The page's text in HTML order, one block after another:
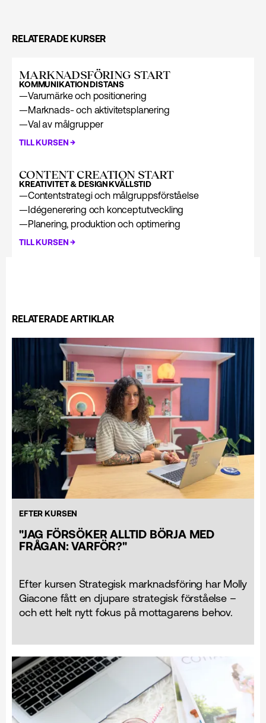
RELATERADE KURSER
MARKNADS­FÖRING START
KOMMUNIKATIONDISTANS
—Varumärke och positionering
—Marknads- och aktivitetsplanering
—Val av målgrupper
TILL KURSEN→
CONTENT CREATION START
KREATIVITET & DESIGNKVÄLLSTID
—Contentstrategi och målgruppsförståelse
—Idégenerering och konceptutveckling
—Planering, produktion och optimering
TILL KURSEN→
RELATERADE ARTIKLAR
EFTER KURSEN
"JAG FÖRSÖKER ALLTID BÖRJA MED
FRÅGAN: VARFÖR?"
Efter kursen Strategisk marknads­föring har Molly
Giacone fått en djupare strategisk förståelse –
och ett helt nytt fokus på mottagarens behov.